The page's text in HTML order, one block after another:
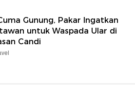
Gunung, Pakar Ingatkan
untuk Waspada Ular di
Candi